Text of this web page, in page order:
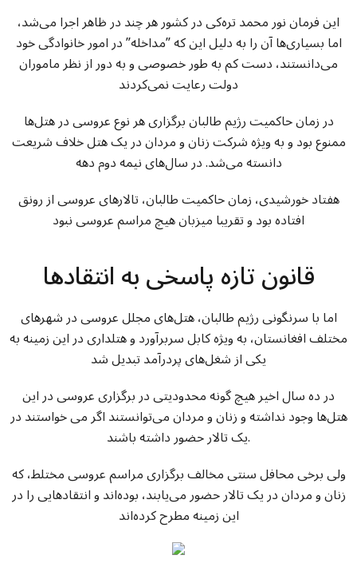
این فرمان نور محمد تره‌کی در کشور هر چند در ظاهر اجرا می‌شد،
اما بسیاری‌ها آن را به دلیل این که ”مداخله” در امور خانوادگی خود
می‌دانستند، دست کم به طور خصوصی و به دور از نظر ماموران
دولت رعایت نمی‌کردند
در زمان حاکمیت رژیم طالبان برگزاری هر نوع عروسی در هتل‌ها
ممنوع بود و به ویژه شرکت زنان و مردان در یک هتل خلاف شریعت
دانسته می‌شد. در سال‌های نیمه دوم دهه
هفتاد خورشیدی، زمان حاکمیت طالبان، تالارهای عروسی از رونق
افتاده بود و تقریبا میزبان هیچ مراسم عروسی نبود
قانون تازه پاسخی به انتقادها
اما با سرنگونی رژیم طالبان، هتل‌های مجلل عروسی در شهرهای
مختلف افغانستان، به ویژه کابل سربرآورد و هتلداری در این زمینه به
یکی از شغل‌های پردرآمد تبدیل شد
در ده سال اخیر هیچ گونه محدودیتی در برگزاری عروسی در این
هتل‌ها وجود نداشته و زنان و مردان می‌توانستند اگر می خواستند در
یک تالار حضور داشته باشند.
ولی برخی محافل سنتی مخالف برگزاری مراسم عروسی مختلط، که
زنان و مردان در یک تالار حضور می‌یابند، بوده‌اند و انتقادهایی را در
این زمینه مطرح کرده‌اند